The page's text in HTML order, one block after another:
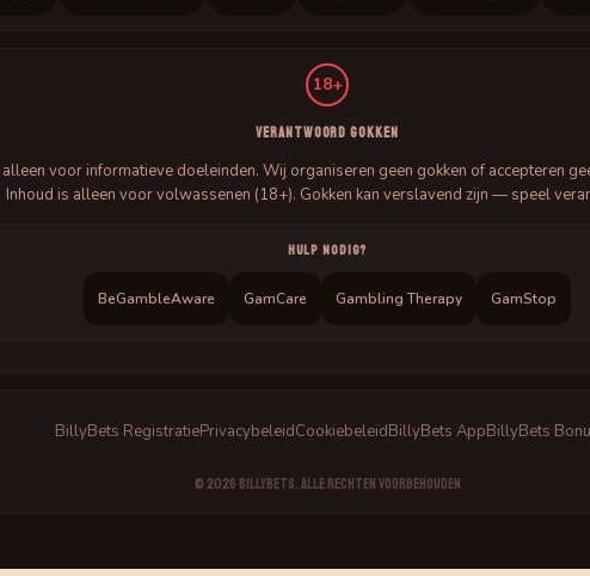
18+
VERANTWOORD GOKKEN
alleen voor informatieve doeleinden. Wij organiseren geen gokken of accepteren
Inhoud is alleen voor volwassenen (18+). Gokken kan verslavend zijn — speel
HULP NODIG?
BeGambleAware GamCare Gambling Therapy GamStop
BillyBets RegistratiePrivacybeleidCookiebeleidBillyBets AppBillyBets
© 2026 BillyBets. Alle rechten voorbehouden